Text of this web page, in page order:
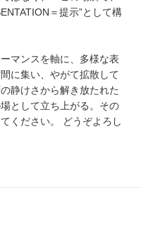
＝提示”として構
マンスを軸に、多様な表
に集い、やがて拡散して
静けさから解き放たれた
として立ち上がる。その
ください。 どうぞよろし